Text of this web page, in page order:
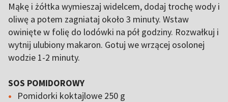
Mąkę i żółtka wymieszaj widelcem, dodaj trochę wody i
oliwę a potem zagniataj około 3 minuty. Wstaw
owinięte w folię do lodówki na pół godziny. Rozwałkuj i
wytnij ulubiony makaron. Gotuj we wrzącej osolonej
wodzie 1-2 minuty.
SOS POMIDOROWY
Pomidorki koktajlowe 250 g